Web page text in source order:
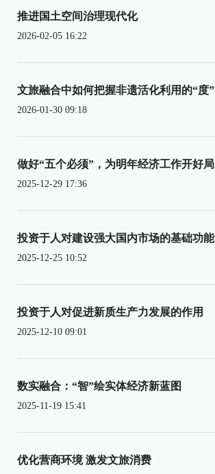
推进国土空间治理现代化
2026-02-05 16:22
文旅融合中如何把握非遗活化利用的“度”
2026-01-30 09:18
做好“五个必须”，为明年经济工作开好局
2025-12-29 17:36
投资于人对建设强大国内市场的基础功能
2025-12-25 10:52
投资于人对促进新质生产力发展的作用
2025-12-10 09:01
数实融合：“智”绘实体经济新蓝图
2025-11-19 15:41
优化营商环境 激发文旅消费